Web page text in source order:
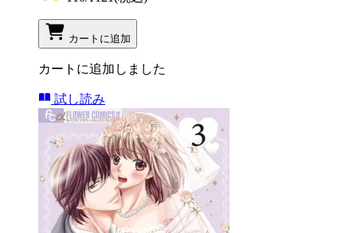
カートに追加
カートに追加しました
試し読み